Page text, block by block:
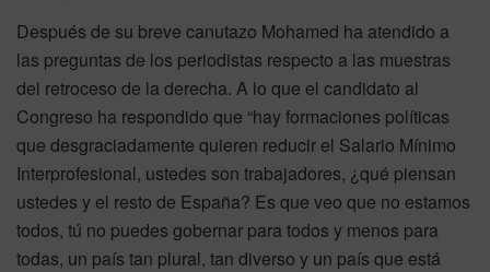
Después de su breve canutazo Mohamed ha atendido a
las preguntas de los periodistas respecto a las muestras
del retroceso de la derecha. A lo que el candidato al
Congreso ha respondido que “hay formaciones políticas
que desgraciadamente quieren reducir el Salario Mínimo
Interprofesional, ustedes son trabajadores, ¿qué piensan
ustedes y el resto de España? Es que veo que no estamos
todos, tú no puedes gobernar para todos y menos para
todas, un país tan plural, tan diverso y un país que está